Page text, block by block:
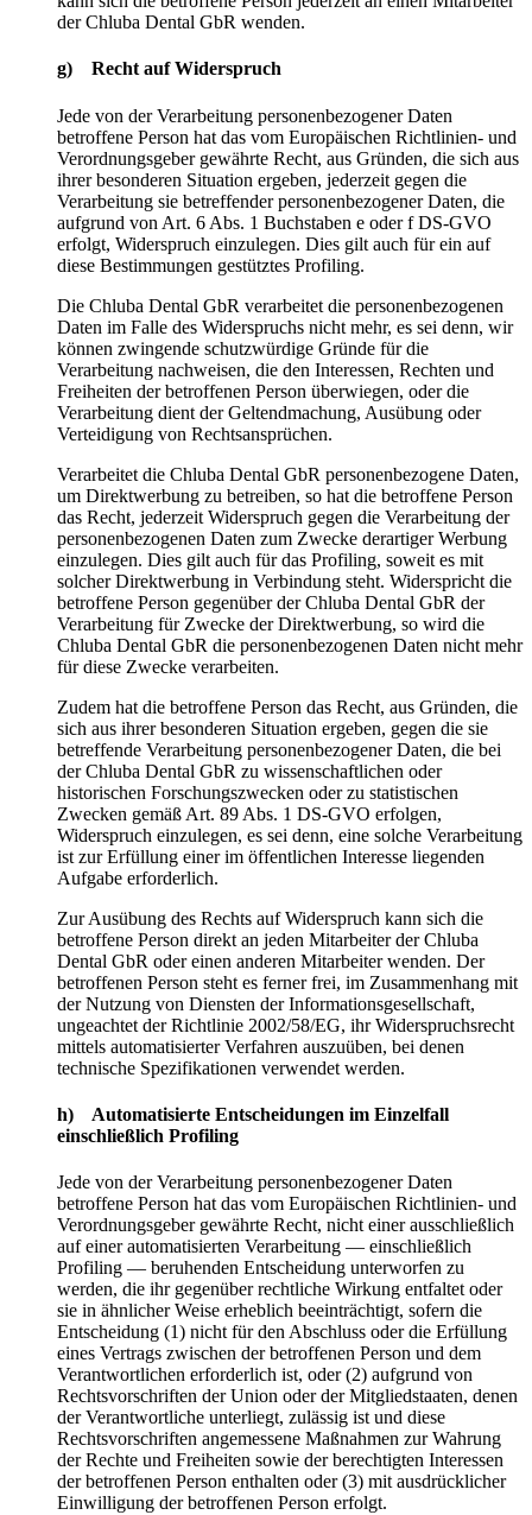
der Chluba Dental GbR wenden.
g) Recht auf Widerspruch
Jede von der Verarbeitung personenbezogener Daten
betroffene Person hat das vom Europäischen Richtlinien- und
Verordnungsgeber gewährte Recht, aus Gründen, die sich aus
ihrer besonderen Situation ergeben, jederzeit gegen die
Verarbeitung sie betreffender personenbezogener Daten, die
aufgrund von Art. 6 Abs. 1 Buchstaben e oder f DS-GVO
erfolgt, Widerspruch einzulegen. Dies gilt auch für ein auf
diese Bestimmungen gestütztes Profiling.
Die Chluba Dental GbR verarbeitet die personenbezogenen
Daten im Falle des Widerspruchs nicht mehr, es sei denn, wir
können zwingende schutzwürdige Gründe für die
Verarbeitung nachweisen, die den Interessen, Rechten und
Freiheiten der betroffenen Person überwiegen, oder die
Verarbeitung dient der Geltendmachung, Ausübung oder
Verteidigung von Rechtsansprüchen.
Verarbeitet die Chluba Dental GbR personenbezogene Daten,
um Direktwerbung zu betreiben, so hat die betroffene Person
das Recht, jederzeit Widerspruch gegen die Verarbeitung der
personenbezogenen Daten zum Zwecke derartiger Werbung
einzulegen. Dies gilt auch für das Profiling, soweit es mit
solcher Direktwerbung in Verbindung steht. Widerspricht die
betroffene Person gegenüber der Chluba Dental GbR der
Verarbeitung für Zwecke der Direktwerbung, so wird die
Chluba Dental GbR die personenbezogenen Daten nicht mehr
für diese Zwecke verarbeiten.
Zudem hat die betroffene Person das Recht, aus Gründen, die
sich aus ihrer besonderen Situation ergeben, gegen die sie
betreffende Verarbeitung personenbezogener Daten, die bei
der Chluba Dental GbR zu wissenschaftlichen oder
historischen Forschungszwecken oder zu statistischen
Zwecken gemäß Art. 89 Abs. 1 DS-GVO erfolgen,
Widerspruch einzulegen, es sei denn, eine solche Verarbeitung
ist zur Erfüllung einer im öffentlichen Interesse liegenden
Aufgabe erforderlich.
Zur Ausübung des Rechts auf Widerspruch kann sich die
betroffene Person direkt an jeden Mitarbeiter der Chluba
Dental GbR oder einen anderen Mitarbeiter wenden. Der
betroffenen Person steht es ferner frei, im Zusammenhang mit
der Nutzung von Diensten der Informationsgesellschaft,
ungeachtet der Richtlinie 2002/58/EG, ihr Widerspruchsrecht
mittels automatisierter Verfahren auszuüben, bei denen
technische Spezifikationen verwendet werden.
h) Automatisierte Entscheidungen im Einzelfall
einschließlich Profiling
Jede von der Verarbeitung personenbezogener Daten
betroffene Person hat das vom Europäischen Richtlinien- und
Verordnungsgeber gewährte Recht, nicht einer ausschließlich
auf einer automatisierten Verarbeitung — einschließlich
Profiling — beruhenden Entscheidung unterworfen zu
werden, die ihr gegenüber rechtliche Wirkung entfaltet oder
sie in ähnlicher Weise erheblich beeinträchtigt, sofern die
Entscheidung (1) nicht für den Abschluss oder die Erfüllung
eines Vertrags zwischen der betroffenen Person und dem
Verantwortlichen erforderlich ist, oder (2) aufgrund von
Rechtsvorschriften der Union oder der Mitgliedstaaten, denen
der Verantwortliche unterliegt, zulässig ist und diese
Rechtsvorschriften angemessene Maßnahmen zur Wahrung
der Rechte und Freiheiten sowie der berechtigten Interessen
der betroffenen Person enthalten oder (3) mit ausdrücklicher
Einwilligung der betroffenen Person erfolgt.